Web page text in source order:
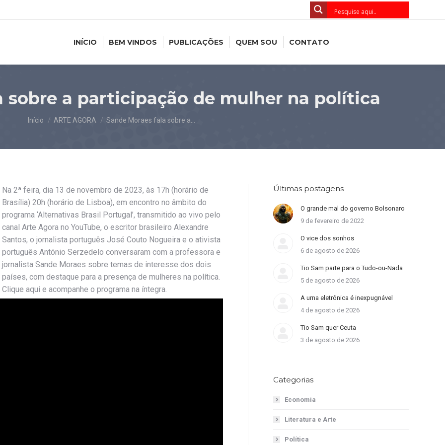
INÍCIO BEM VINDOS PUBLICAÇÕES QUEM SOU CONTATO
sobre a participação de mulher na política
Você está aqui:
Início ARTE AGORA Sande Moraes fala sobre a…
Na 2ª feira, dia 13 de novembro de 2023, às 17h (horário de
Brasília) 20h (horário de Lisboa), em encontro no âmbito do
programa ‘Alternativas Brasil Portugal’, transmitido ao vivo pelo
canal Arte Agora no YouTube, o escritor brasileiro Alexandre
Santos, o jornalista português José Couto Nogueira e o ativista
português António Serzedelo conversaram com a professora e
jornalista Sande Moraes sobre temas de interesse dos dois
países, com destaque para a presença de mulheres na política.
Clique aqui e acompanhe o programa na íntegra.
Últimas postagens
O grande mal do governo Bolsonaro
9 de fevereiro de 2022
O vice dos sonhos
6 de agosto de 2026
Tio Sam parte para o Tudo-ou-Nada
5 de agosto de 2026
A urna eletrônica é inexpugnável
4 de agosto de 2026
Tio Sam quer Ceuta
3 de agosto de 2026
Categorias
Economia
Literatura e Arte
Política